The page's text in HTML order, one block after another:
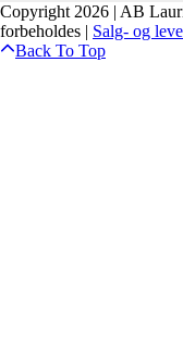
Copyright 2026 | AB
forbeholdes | Salg- og
Back To Top